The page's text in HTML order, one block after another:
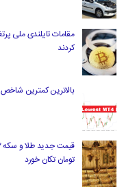
کردند
بالاترین کمترین شاخص MT4 – forexmt4indicators.com
تومان تکان خورد